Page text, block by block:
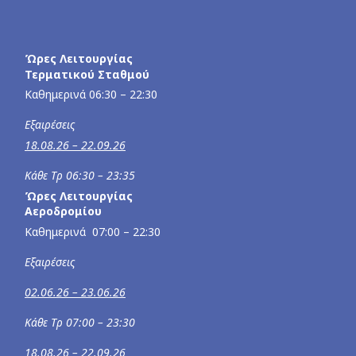
Ώρες Λειτουργίας
Τερματικού Σταθμού
Καθημερινά 06:30 – 22:30
Εξαιρέσεις
18.08.26 – 22.09.26
Κάθε Τρ 06:30 – 23:35
Ώρες Λειτουργίας
Αεροδρομίου
Καθημερινά 07:00 – 22:30
Εξαιρέσεις
02.06.26 – 23.06.26
Κάθε Τρ 07:00 – 23:30
18.08.26 – 22.09.26